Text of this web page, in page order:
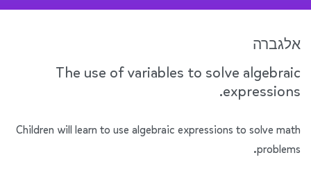
אלגברה
The use of variables to solve algebraic
expressions.
Children will learn to use algebraic expressions to solve math
problems.